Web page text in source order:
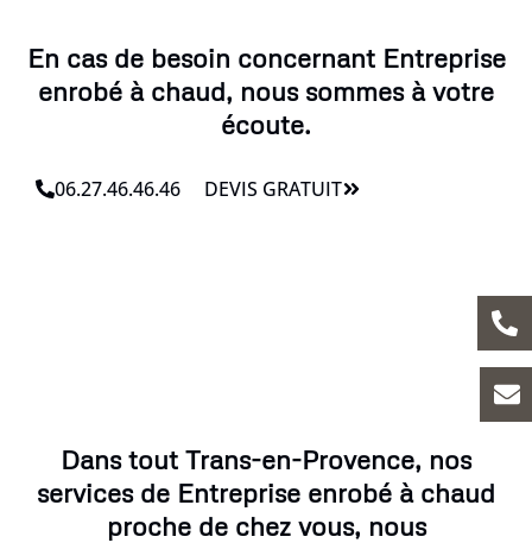
En cas de besoin concernant Entreprise
enrobé à chaud, nous sommes à votre
écoute.
06.27.46.46.46 DEVIS GRATUIT
Dans tout Trans-en-Provence, nos
services de Entreprise enrobé à chaud
proche de chez vous, nous